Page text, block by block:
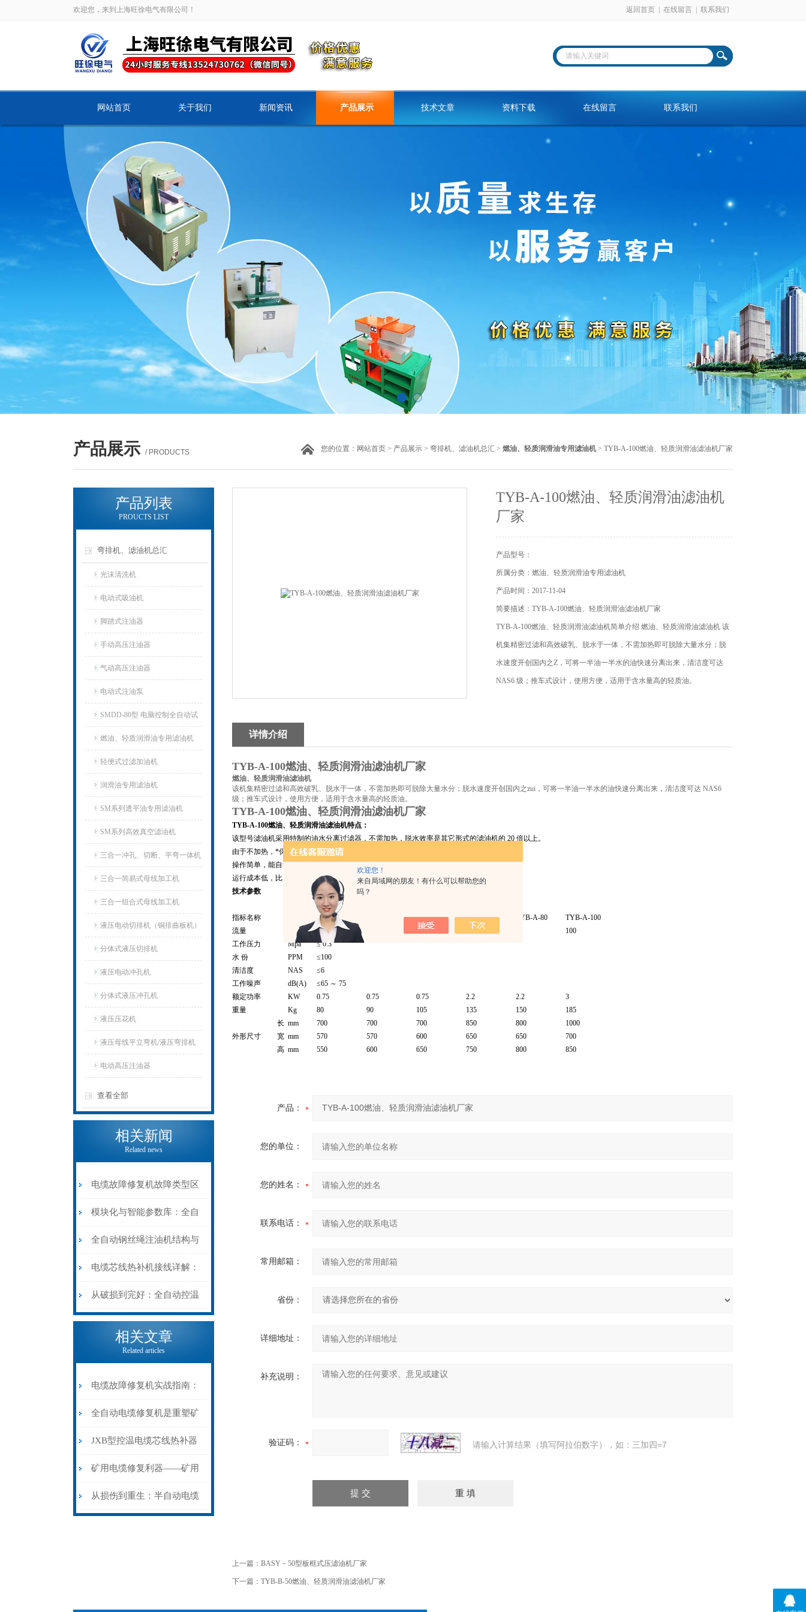
欢迎您！
来自局域网的朋友！有什么可以帮助您的
吗？
欢迎您，来到上海旺徐电气有限公司！ 返回首页 在线留言 联系我们
网站首页 关于我们 新闻资讯 产品展示 技术文章 资料下载 在线留言 联系我们
产品展示 / PRODUCTS 您的位置： 网站首页 > 产品展示 > 弯排机、滤油机总汇 > 燃油、轻质润滑油专用滤油机 > TYB-A-100燃油、轻质润滑油滤油机厂家
产品列表
PROUCTS LIST
弯排机、滤油机总汇
光沫清洗机
电动式吸油机
脚踏式注油器
手动高压注油器
气动高压注油器
电动式注油泵
SMDD-80型 电脑控制全自动试
油器
燃油、轻质润滑油专用滤油机
轻便式过滤加油机
润滑油专用滤油机
SM系列透平油专用滤油机
SM系列高效真空滤油机
三合一冲孔、切断、平弯一体机
三合一简易式母线加工机
三合一组合式母线加工机
液压电动切排机（铜排曲板机）
分体式液压切排机
液压电动冲孔机
分体式液压冲孔机
液压压花机
液压母线平立弯机/液压弯排机
电动高压注油器
查看全部
相关新闻
Related news
电缆故障修复机故障类型区
分指南：从“绝缘电
阻”到“波形特征”的精准诊
断逻辑
模块化与智能参数库：全自
动电缆修复机的快速换型逻
辑
全自动钢丝绳注油机结构与
工作原理：揭秘高效润滑的
机械密码
电缆芯线热补机接线详解：
从入门到精通
从破损到完好：全自动控温
电缆热补机的核心价值
相关文章
Related articles
电缆故障修复机实战指南：
从“盲测”到“精确定点”的三
步作业法
全自动电缆修复机是重塑矿
山电力动脉的“智能外科医
生”
JXB型控温电缆芯线热补器
安装与接线：精准修复的工
艺基石
矿用电缆修复利器——矿用
电缆热补机智能控温，安全
从损伤到重生：半自动电缆
TYB-A-100燃油、轻质润滑油滤油机
厂家
产品型号：
所属分类：燃油、轻质润滑油专用滤油机
产品时间：2017-11-04
简要描述：TYB-A-100燃油、轻质润滑油滤油机厂家
TYB-A-100燃油、轻质润滑油滤油机简单介绍 燃油、轻质润滑油滤油机 该
机集精密过滤和高效破乳、脱水于一体，不需加热即可脱除大量水分；脱
水速度开创国内之Z，可将一半油一半水的油快速分离出来，清洁度可达
NAS6 级；推车式设计，使用方便，适用于含水量高的轻质油。
详情介绍
TYB-A-100燃油、轻质润滑油滤油机厂家
燃油、轻质润滑油滤油机
该机集精密过滤和高效破乳、脱水于一体，不需加热即可脱除大量水分；脱水速度开创国内之zui，可将一半油一半水的油快速分离出来，清洁度可达 NAS6
级；推车式设计，使用方便，适用于含水量高的轻质油。
TYB-A-100燃油、轻质润滑油滤油机厂家
TYB-A-100燃油、轻质润滑油滤油机特点：
该型号滤油机采用特制的油水分离过滤器，不需加热，脱水效率是其它形式的滤油机的 20 倍以上。
由于不加热，*保证了油中添加剂不裂解、变质。
操作简单，能自动在线运行放水，勿需留人看守。
运行成本低，比真空滤油机、离心分离、板框压力过滤机成本低 20-40% 。
技术参数
指标名称 TYB-A-10 TYB-A-30 TYB-A-50 TYB-A-80
TYB-A-100
流量
L/min 10 30 50
100
工作压力
Mpa
≤ 0.3
水 份
PPM
≤100
清洁度
NAS
≤6
工作噪声
dB(A)
≤65 ～ 75
额定功率
KW 0.75 0.75 0.75 2.2 2.2
3
重量
Kg 80 90 105 135 150 185
外形尺寸
长 mm 700 700 700 850 800
1000
宽 mm 570 570 600 650 650
700
高 mm 550 600 650 750 800 850
产品：
您的单位：
您的姓名：
联系电话：
常用邮箱：
省份：
详细地址：
补充说明：
验证码： 请输入计算结果（填写阿拉伯数字），如：三加四=7
上一篇： BASY－50型板框式压滤油机厂家
下一篇： TYB-B-50燃油、轻质润滑油滤油机厂家